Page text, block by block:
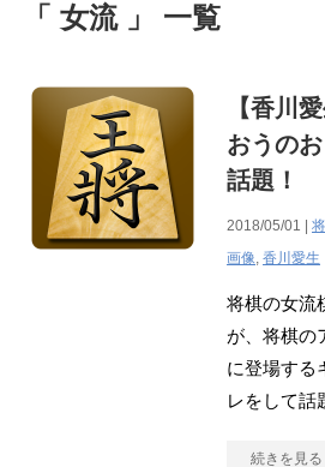
「 女流 」 一覧
【香川
おうの
話題！
2018/05/01 |
画像, 香川愛生
将棋の女流
が、将棋の
に登場する
レをして話
続きを見る